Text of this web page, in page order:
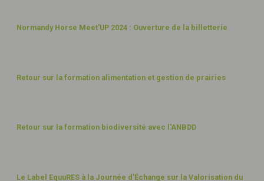
5
Normandy Horse Meet'UP 2024 : Ouverture de la billetterie
12
Retour sur la formation alimentation et gestion de prairies
16
Retour sur la formation biodiversité avec l'ANBDD
Le Label EquuRES à la Journée d'Échange sur la Valorisation du